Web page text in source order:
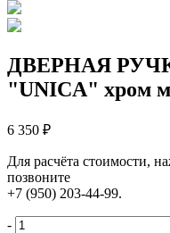
ДВЕРНАЯ
"UNICA" хром
6 350 ₽
Для расчёта стоимости,
позвоните
+7 (950) 203-44-99.
-